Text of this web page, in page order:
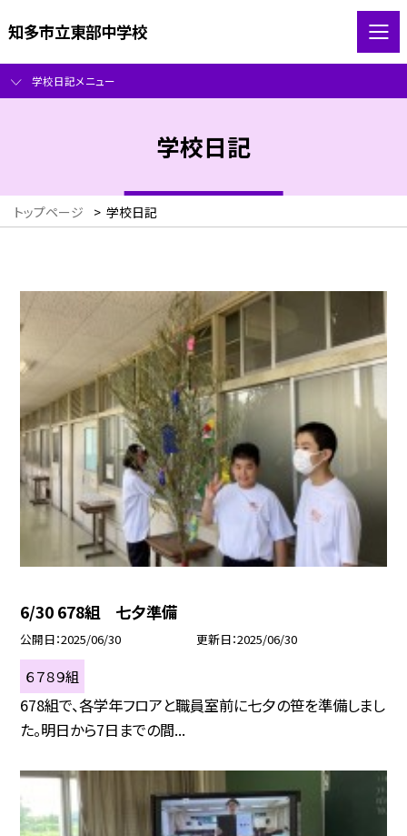
知多市立東部中学校
学校日記メニュー
学校日記
トップページ > 学校日記
6/30 678組 七夕準備
公開日 2025/06/30 更新日 2025/06/30
６７８９組
678組で、各学年フロアと職員室前に七夕の笹を準備しまし
た。明日から7日までの間...